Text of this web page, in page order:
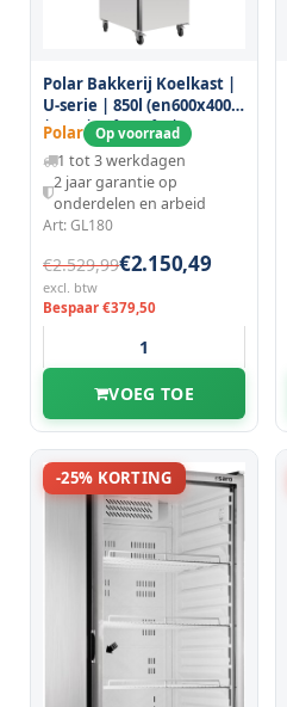
Polar Bakkerij Koelkast |
U-serie | 850l (en600x400)
| Rvs | +2°c/+5°c |
Geforceerd | Wielen
(geremd) |
740x990x2010(h)mm
Polar Op voorraad
1 tot 3 werkdagen
2 jaar garantie op
onderdelen en arbeid
Art: GL180
€2.529,99€2.150,49
excl. btw
Bespaar €379,50
VOEG TOE
-25% KORTING